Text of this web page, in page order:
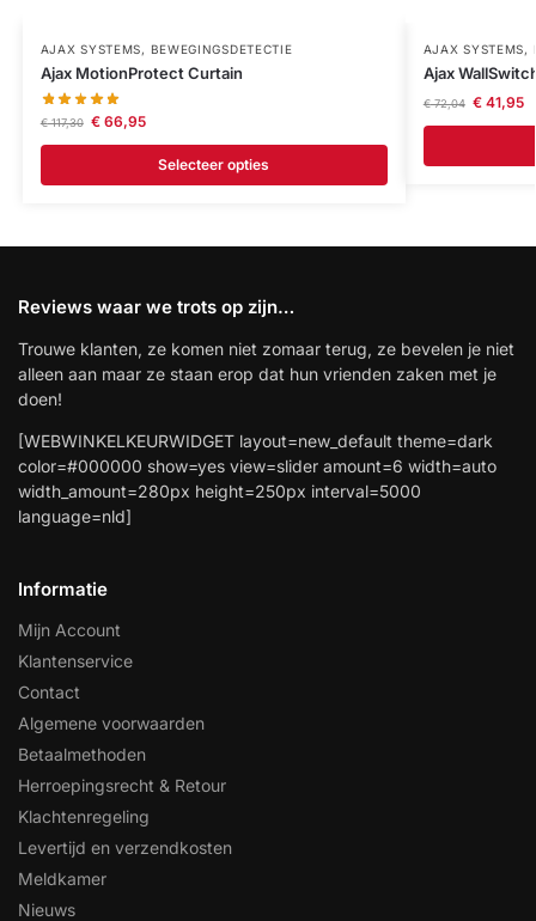
AJAX SYSTEMS, BEWEGINGSDETECTIE
Ajax MotionProtect Curtain
€117,30 €66,95
Selecteer opties
AJAX SYSTEMS,
Ajax
€72,04 €41,95
Reviews waar we trots op zijn…
Trouwe klanten, ze komen niet zomaar terug, ze bevelen je niet
alleen aan maar ze staan erop dat hun vrienden zaken met je
doen!
[WEBWINKELKEURWIDGET layout=new_default theme=dark
color=#000000 show=yes view=slider amount=6 width=auto
width_amount=280px height=250px interval=5000
language=nld]
Informatie
Mijn Account
Klantenservice
Contact
Algemene voorwaarden
Betaalmethoden
Herroepingsrecht & Retour
Klachtenregeling
Levertijd en verzendkosten
Meldkamer
Nieuws